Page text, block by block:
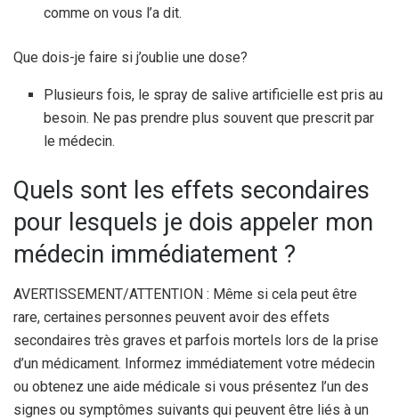
comme on vous l’a dit.
Que dois-je faire si j’oublie une dose?
Plusieurs fois, le spray de salive artificielle est pris au
besoin. Ne pas prendre plus souvent que prescrit par
le médecin.
Quels sont les effets secondaires
pour lesquels je dois appeler mon
médecin immédiatement ?
AVERTISSEMENT/ATTENTION : Même si cela peut être
rare, certaines personnes peuvent avoir des effets
secondaires très graves et parfois mortels lors de la prise
d’un médicament. Informez immédiatement votre médecin
ou obtenez une aide médicale si vous présentez l’un des
signes ou symptômes suivants qui peuvent être liés à un